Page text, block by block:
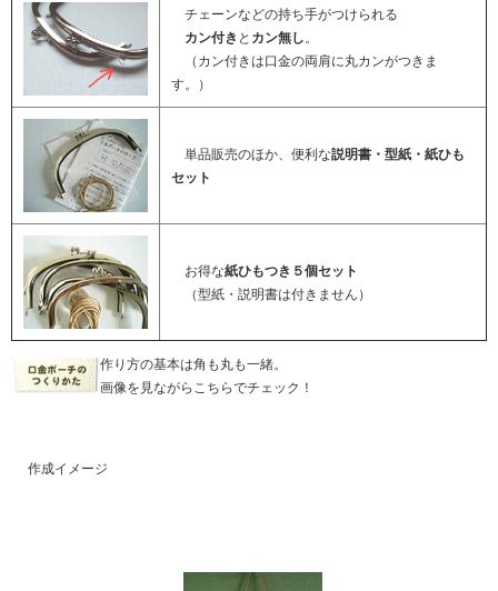
チェーンなどの持ち手がつけられる
カン付き と カン無し。
（カン付きは口金の両肩に丸カンがつきま
す。）
単品販売のほか、便利な説明書・型紙・紙ひも
セット
お得な紙ひもつき５個セット
（型紙・説明書は付きません）
作り方の基本は角も丸も一緒。
画像を見ながらこちらでチェック！
作成イメージ